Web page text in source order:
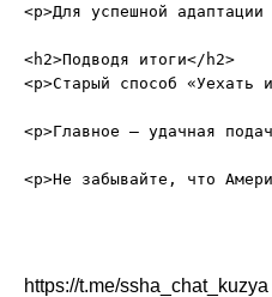
<p>Для успешной
<h2>Подводя итоги</h2>
<p>Старый способ
<p>Главное — удачная
https://t.me/